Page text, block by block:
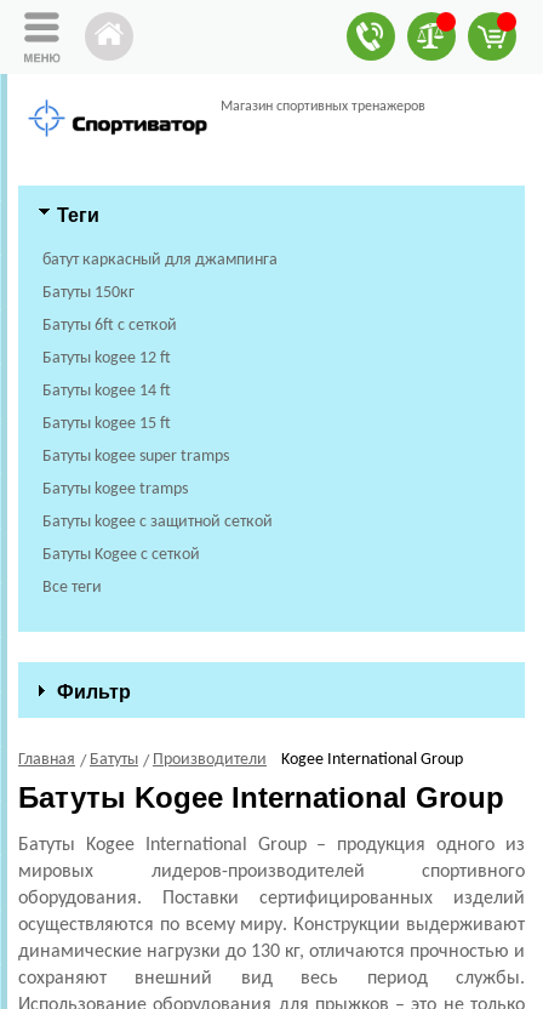
Магазин спортивных тренажеров
Теги
батут каркасный для джампинга
Батуты 150кг
Батуты 6ft с сеткой
Батуты kogee 12 ft
Батуты kogee 14 ft
Батуты kogee 15 ft
Батуты kogee super tramps
Батуты kogee tramps
Батуты kogee с защитной сеткой
Батуты Kogee с сеткой
Все теги
Фильтр
Главная Батуты Производители Kogee International Group
Батуты Kogee International Group
Батуты Kogee International Group– продукция одного из
мировых лидеров-производителей спортивного
оборудования. Поставки сертифицированных изделий
осуществляются по всему миру. Конструкции выдерживают
динамические нагрузки до 130 кг, отличаются прочностью и
сохраняют внешний вид весь период службы.